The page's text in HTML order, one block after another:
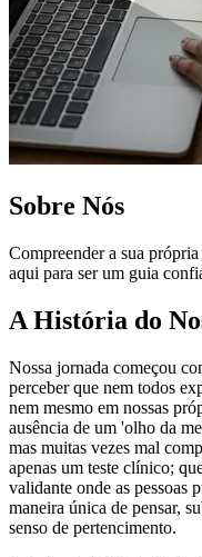
Sobre Nós
Compreender a sua
aqui para ser um guia
A História do
Nossa jornada começou
perceber que nem todos
nem mesmo em nossas
ausência de um 'olho da
mas muitas vezes mal
apenas um teste clínico;
validante onde as pessoas
maneira única de pensar,
senso de pertencimento.